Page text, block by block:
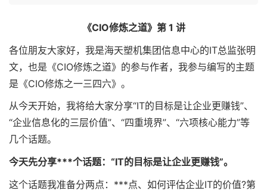
《CIO修炼之道》第 1 讲
各位朋友大家好，我是海天塑机集团信息中心的IT总监张明
文，也是《CIO修炼之道》的参与作者，我参与编写的主题
是《CIO修炼之一三四六》。
从今天开始，我将给大家分享“IT的目标是让企业更赚钱”、
“企业信息化的三层价值”、“四重境界”、“六项核心能力”等
几个话题。
今天先分享***个话题：“IT的目标是让企业更赚钱”。
这个话题我准备分两点：***点、如何评估企业IT的价值?第